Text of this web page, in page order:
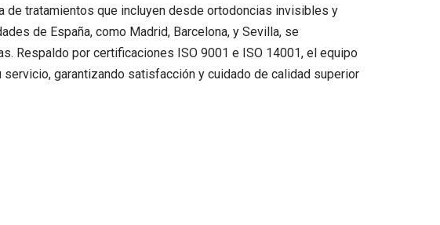
de tratamientos que incluyen desde ortodoncias invisibles y
de España, como Madrid, Barcelona, y Sevilla, se
Respaldo por certificaciones ISO 9001 e ISO 14001, el equipo
garantizando satisfacción y cuidado de calidad superior